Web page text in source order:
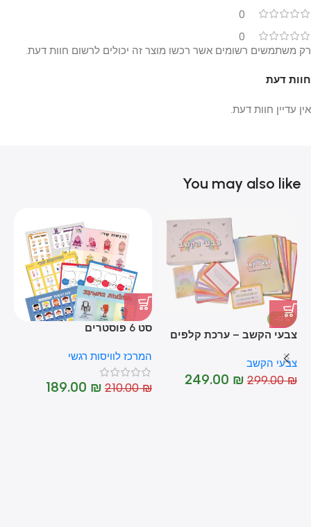
0
0
חוות דעת
אין עדיין חוות דעת.
רק משתמשים רשומים אשר רכשו מוצר זה יכולים לרשום חוות דעת.
You may also like
-17%
HOT
צבעי הקשב – ערכת קלפים
צבעי הקשב
299.00₪
249.00 ₪
סט 6 פוסטרים
המרכז לוויסות רגשי
210.00₪
189.00 ₪